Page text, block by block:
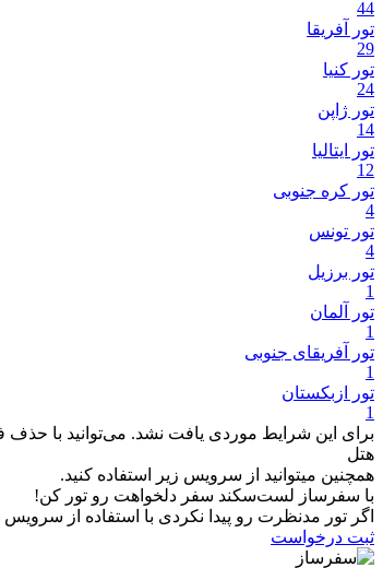
44
تور آفریقا
29
تور کنیا
24
تور ژاپن
14
تور ایتالیا
12
تور کره جنوبی
4
تور تونس
4
تور برزیل
1
تور آلمان
1
تور آفریقای جنوبی
1
تور ازبکستان
1
برای این شرایط موردی یافت نشد. می‌توانید با حذف
هتل
همچنین میتوانید از سرویس زیر استفاده کنید.
با سفرساز لست‌سکند سفر دلخواهت رو تور کن!
اگر تور مدنظرت رو پیدا نکردی با استفاده از
ثبت درخواست